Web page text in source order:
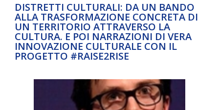
DISTRETTI CULTURALI: DA UN BANDO
ALLA TRASFORMAZIONE CONCRETA DI
UN TERRITORIO ATTRAVERSO LA
CULTURA. E POI NARRAZIONI DI VERA
INNOVAZIONE CULTURALE CON IL
PROGETTO #RAISE2RISE